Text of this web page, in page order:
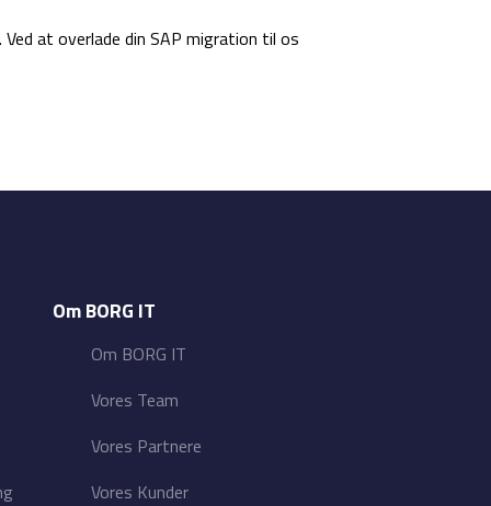
at overlade din SAP migration til os
Om BORG IT
Om BORG IT
Vores Team
Vores Partnere
Vores Kunder